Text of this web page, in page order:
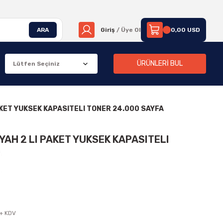
ARA Giriş / Üye Ol 0,00 USD
ÜRÜNLERİ BUL
YUKSEK KAPASITELI TONER 24.000 SAYFA
2 LI PAKET YUKSEK KAPASITELI
KDV